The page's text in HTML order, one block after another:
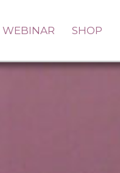
WEBINAR SHOP